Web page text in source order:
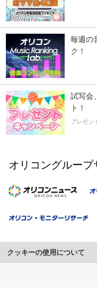
毎週の
ク！
試写会
ト！
プレゼン
オリコングループ
クッキーの使用について
このサイトでは Cookie を